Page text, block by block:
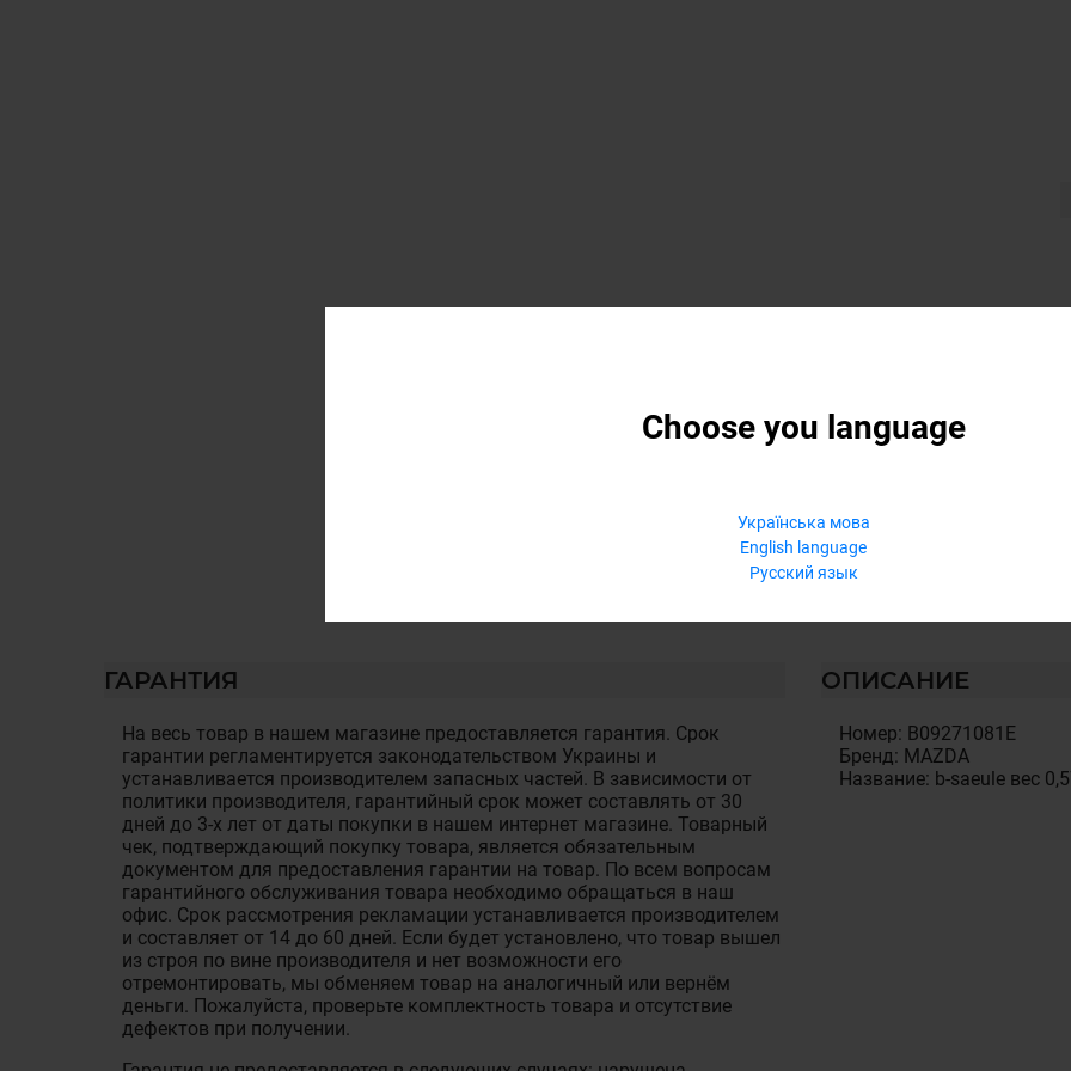
Choose you language
Українська мова
English language
Русский язык
ГАРАНТИЯ
На весь товар в нашем магазине предоставляется гарантия. Срок
гарантии регламентируется законодательством Украины и
устанавливается производителем запасных частей. В зависимости от
политики производителя, гарантийный срок может составлять от 30
дней до 3-х лет от даты покупки в нашем интернет магазине. Товарный
чек, подтверждающий покупку товара, является обязательным
документом для предоставления гарантии на товар. По всем вопросам
гарантийного обслуживания товара необходимо обращаться в наш
офис. Срок рассмотрения рекламации устанавливается производителем
и составляет от 14 до 60 дней. Если будет установлено, что товар вышел
из строя по вине производителя и нет возможности его
отремонтировать, мы обменяем товар на аналогичный или вернём
деньги. Пожалуйста, проверьте комплектность товара и отсутствие
дефектов при получении.
ОПИСАНИЕ
Номер: B09271081E
Бренд: MAZDA
Название: b-saeule вес